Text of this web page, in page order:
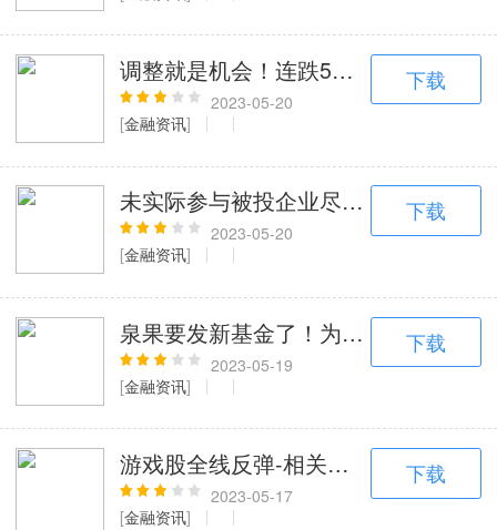
电视应用
189+款应用
调整就是机会！连跌5周的半导体本
2023-05-20
[金融资讯]
下载
未实际参与被投企业尽调及投决管理
2023-05-20
[金融资讯]
下载
泉果要发新基金了！为何有邮储银行
2023-05-19
[金融资讯]
下载
游戏股全线反弹-相关主题ETF领涨
2023-05-17
[金融资讯]
下载